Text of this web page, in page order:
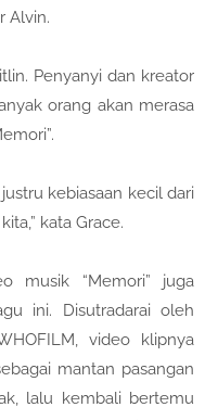
Alvin.
Penyanyi dan kreator
orang akan merasa
kebiasaan kecil dari
kata Grace.
musik “Memori” juga
ini. Disutradarai oleh
video klipnya
mantan pasangan
lalu kembali bertemu